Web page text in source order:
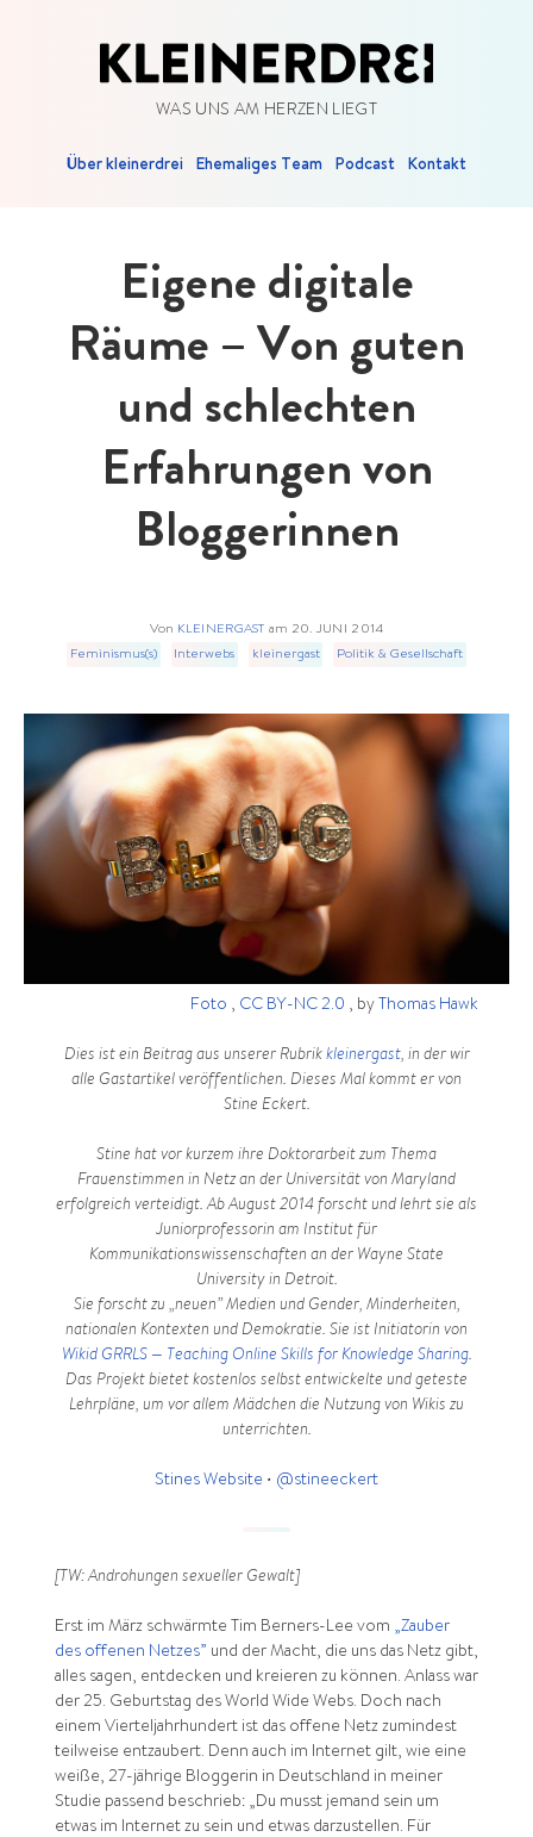
WAS UNS AM HERZEN LIEGT
Über kleinerdrei Ehemaliges Team Podcast Kontakt
Eigene digitale
Räume – Von guten
und schlechten
Erfahrungen von
Bloggerinnen
Von KLEINERGAST am 20. JUNI 2014
Feminismus(s)
Interwebs kleinergast Politik & Gesellschaft
Foto , CC BY-NC 2.0 , by Thomas Hawk
Dies ist ein Beitrag aus unserer Rubrik kleinergast, in der wir
alle Gastartikel veröffentlichen. Dieses Mal kommt er von
Stine Eckert.
Stine hat vor kurzem ihre Doktorarbeit zum Thema
Frauenstimmen in Netz an der Universität von Maryland
erfolgreich verteidigt. Ab August 2014 forscht und lehrt sie als
Juniorprofessorin am Institut für
Kommunikationswissenschaften an der Wayne State
University in Detroit.
Sie forscht zu „neuen” Medien und Gender, Minderheiten,
nationalen Kontexten und Demokratie. Sie ist Initiatorin von
Wikid GRRLS — Teaching Online Skills for Knowledge Sharing.
Das Projekt bietet kostenlos selbst entwickelte und geteste
Lehrpläne, um vor allem Mädchen die Nutzung von Wikis zu
unterrichten.
Stines Website • @stineeckert
[TW: Androhungen sexueller Gewalt]
Erst im März schwärmte Tim Berners-Lee vom „Zauber
des offenen Netzes” und der Macht, die uns das Netz gibt,
alles sagen, entdecken und kreieren zu können. Anlass war
der 25. Geburtstag des World Wide Webs. Doch nach
einem Vierteljahrhundert ist das offene Netz zumindest
teilweise entzaubert. Denn auch im Internet gilt, wie eine
weiße, 27-jährige Bloggerin in Deutschland in meiner
Studie passend beschrieb: „Du musst jemand sein um
etwas im Internet zu sein und etwas darzustellen. Für